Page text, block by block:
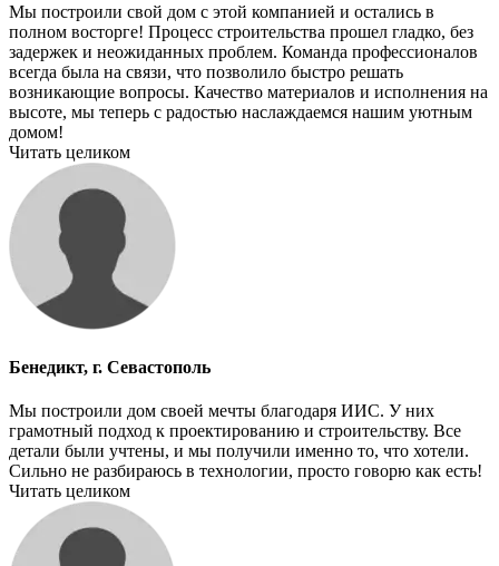
Мы построили свой дом с этой компанией и остались в
полном восторге! Процесс строительства прошел гладко, без
задержек и неожиданных проблем. Команда профессионалов
всегда была на связи, что позволило быстро решать
возникающие вопросы. Качество материалов и исполнения на
высоте, мы теперь с радостью наслаждаемся нашим уютным
домом!
Читать целиком
Бенедикт, г. Севастополь
Мы построили дом своей мечты благодаря ИИС. У них
грамотный подход к проектированию и строительству. Все
детали были учтены, и мы получили именно то, что хотели.
Сильно не разбираюсь в технологии, просто говорю как есть!
Читать целиком